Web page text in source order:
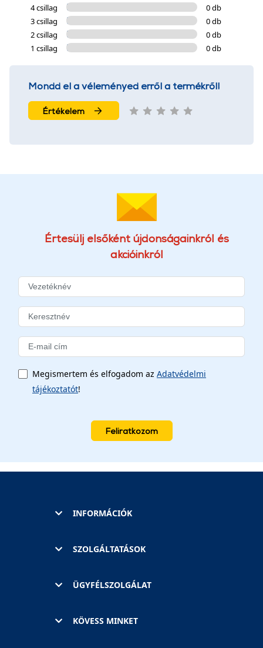
4 csillag
0 db
3 csillag
0 db
2 csillag
0 db
1 csillag
0 db
Mondd el a véleményed erről a termékről!
Értékelem
Értesülj elsőként újdonságainkról és
akcióinkról
Megismertem és elfogadom az Adatvédelmi
tájékoztatót!
Feliratkozom
INFORMÁCIÓK
SZOLGÁLTATÁSOK
ÜGYFÉLSZOLGÁLAT
KÖVESS MINKET